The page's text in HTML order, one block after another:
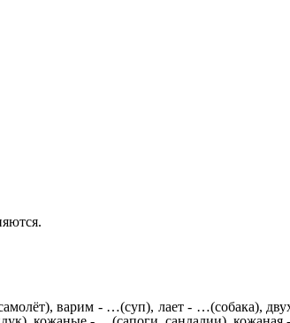
варим - …(суп), лает - …(собака),